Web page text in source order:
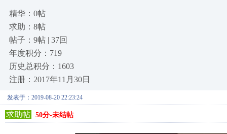
精华：0帖
求助：8帖
帖子：9帖 | 37回
年度积分：719
历史总积分：1603
注册：2017年11月30日
发表于：2019-08-20 22:23:24
求助帖 50分-未结帖